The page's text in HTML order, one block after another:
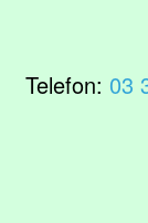
Telefon: 03